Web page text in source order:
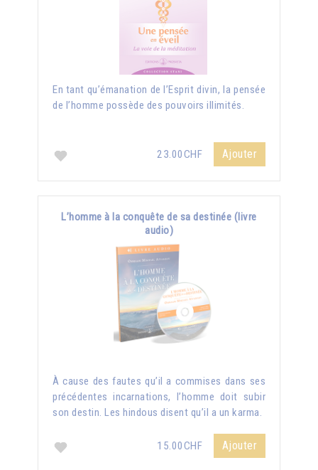
En tant qu’émanation de l’Esprit divin, la pensée
de l’homme possède des pouvoirs illimités.
23.00CHF Ajouter
L’homme à la conquête de sa destinée (livre
audio)
À cause des fautes qu’il a commises dans ses
précédentes incarnations, l’homme doit subir
son destin. Les hindous disent qu’il a un karma.
15.00CHF Ajouter